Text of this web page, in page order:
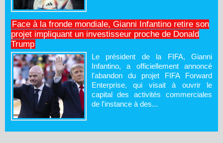
Face à la fronde mondiale, Gianni Infantino retire son
projet impliquant un investisseur proche de Donald
Trump
Le président de la FIFA, Gianni
Infantino, a officiellement annoncé
l'abandon du projet FIFA Forward
Enterprise, qui visait à ouvrir le
capital des activités commerciales
de l'instance à des...